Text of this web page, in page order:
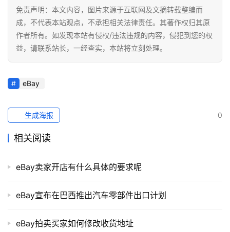
百
科
社
销
境
导
免责声明：本文内容，图片来源于互联网及文摘转载整编而
成，不代表本站观点，不承担相关法律责任。其著作权归其原
作者所有。如发现本站有侵权/违法违规的内容，侵犯到您的权
益，请联系站长，一经查实，本站将立刻处理。
eBay
0
生成海报
相关阅读
eBay卖家开店有什么具体的要求呢
eBay宣布在巴西推出汽车零部件出口计划
eBay拍卖买家如何修改收货地址